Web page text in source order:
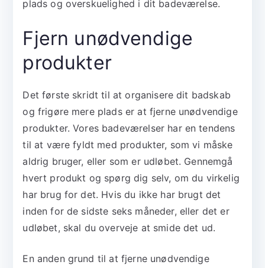
plads og overskuelighed i dit badeværelse.
Fjern unødvendige
produkter
Det første skridt til at organisere dit badskab
og frigøre mere plads er at fjerne unødvendige
produkter. Vores badeværelser har en tendens
til at være fyldt med produkter, som vi måske
aldrig bruger, eller som er udløbet. Gennemgå
hvert produkt og spørg dig selv, om du virkelig
har brug for det. Hvis du ikke har brugt det
inden for de sidste seks måneder, eller det er
udløbet, skal du overveje at smide det ud.
En anden grund til at fjerne unødvendige